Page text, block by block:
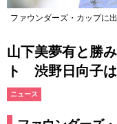
ファウンダーズ・カップに
山下美夢有と勝
ト 渋野日向子
ニュース